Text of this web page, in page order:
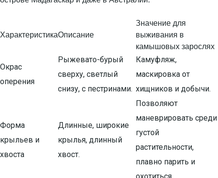
ХарактеристикаОписание
Значение для
выживания в
камышовых зарослях
Окрас
оперения
Рыжевато-бурый
сверху, светлый
снизу, с пестринами.
Камуфляж,
маскировка от
хищников и добычи.
Форма
крыльев и
хвоста
Длинные, широкие
крылья, длинный
хвост.
Позволяют
маневрировать среди
густой
растительности,
плавно парить и